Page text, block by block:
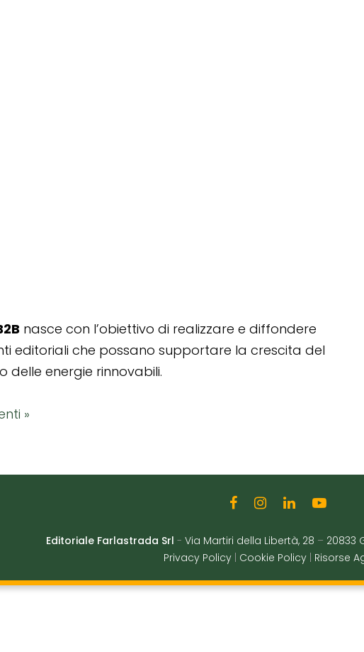
nasce con l’obiettivo di realizzare e diffondere
editoriali che possano supportare la crescita del
delle energie rinnovabili.
»
Editoriale Farlastrada Srl - Via Martiri della Libertà, 28 – 20833
Privacy Policy
Cookie Policy Risorse